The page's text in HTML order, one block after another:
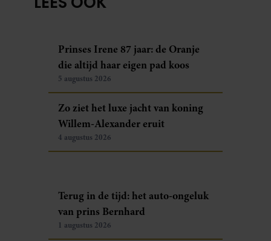
Prinses Irene 87 jaar: de Oranje
die altijd haar eigen pad koos
5 augustus 2026
Zo ziet het luxe jacht van koning
Willem-Alexander eruit
4 augustus 2026
Terug in de tijd: het auto-ongeluk
van prins Bernhard
1 augustus 2026